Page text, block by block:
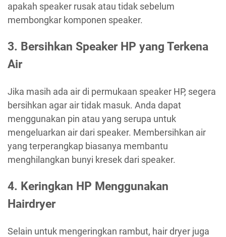
apakah speaker rusak atau tidak sebelum
membongkar komponen speaker.
3. Bersihkan Speaker HP yang Terkena
Air
Jika masih ada air di permukaan speaker HP, segera
bersihkan agar air tidak masuk. Anda dapat
menggunakan pin atau yang serupa untuk
mengeluarkan air dari speaker. Membersihkan air
yang terperangkap biasanya membantu
menghilangkan bunyi kresek dari speaker.
4. Keringkan HP Menggunakan
Hairdryer
Selain untuk mengeringkan rambut, hair dryer juga